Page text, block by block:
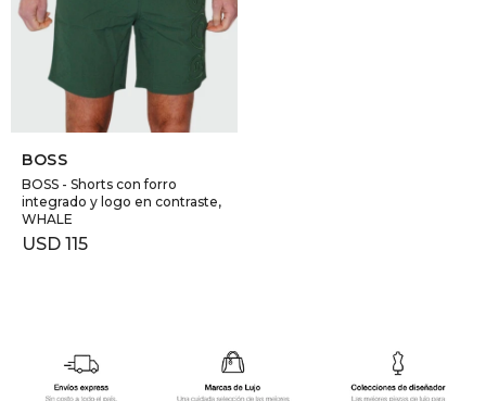
SELECCIONAR TALLE
BOSS
BOSS - Shorts con forro
integrado y logo en contraste,
WHALE
USD 115